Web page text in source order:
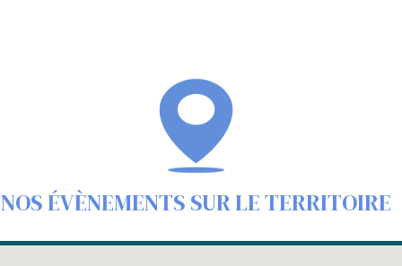
NOS ÉVÈNEMENTS SUR LE TERRITOIRE